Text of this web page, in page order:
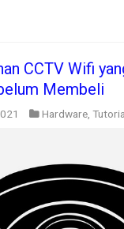
CCTV Wifi
Membeli
Hardware ,